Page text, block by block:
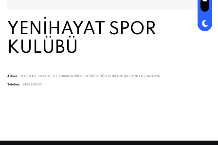
YENİHAYAT SPOR
KULÜBÜ
Adres: YENİ MAH. 2030 SK. TFF SAKARYA BÖLGE MÜDÜRLÜĞÜ BLOK NO: 4B ERENLER / SAKARYA
Telefon: 5435339265